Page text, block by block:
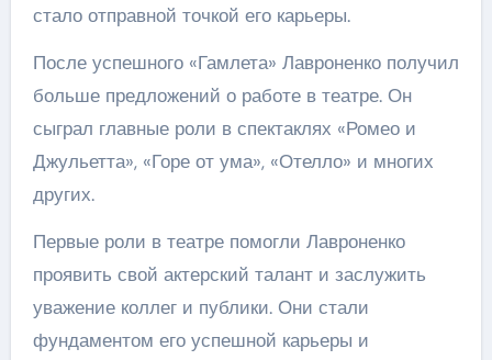
стало отправной точкой его карьеры.
После успешного «Гамлета» Лавроненко получил
больше предложений о работе в театре. Он
сыграл главные роли в спектаклях «Ромео и
Джульетта», «Горе от ума», «Отелло» и многих
других.
Первые роли в театре помогли Лавроненко
проявить свой актерский талант и заслужить
уважение коллег и публики. Они стали
фундаментом его успешной карьеры и